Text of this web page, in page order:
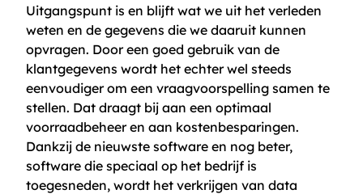
Uitgangspunt is en blijft wat we uit het verleden
weten en de gegevens die we daaruit kunnen
opvragen. Door een goed gebruik van de
klantgegevens wordt het echter wel steeds
eenvoudiger om een vraagvoorspelling samen te
stellen. Dat draagt bij aan een optimaal
voorraadbeheer en aan kostenbesparingen.
Dankzij de nieuwste software en nog beter,
software die speciaal op het bedrijf is
toegesneden, wordt het verkrijgen van data